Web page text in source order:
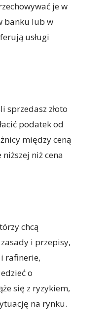
je w
banku lub w
usługi
sprzedasz złoto
podatek od
między ceną
niż cena
chcą
i przepisy,
rafinerie,
o
się z ryzykiem,
na rynku.